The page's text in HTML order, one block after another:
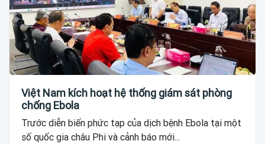
Việt Nam kích hoạt hệ thống giám sát phòng
chống Ebola
Trước diễn biến phức tạp của dịch bệnh Ebola tại một
số quốc gia châu Phi và cảnh báo mới...